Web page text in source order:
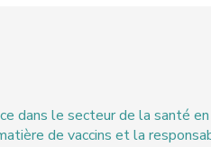
dans le secteur de la santé
de vaccins et la